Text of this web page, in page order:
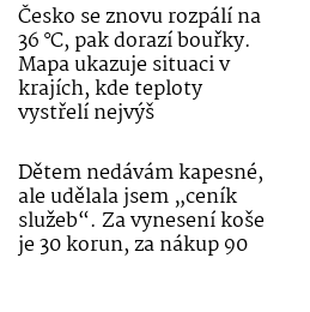
Česko se znovu rozpálí na
36 °C, pak dorazí bouřky.
Mapa ukazuje situaci v
krajích, kde teploty
vystřelí nejvýš
Dětem nedávám kapesné,
ale udělala jsem „ceník
služeb“. Za vynesení koše
je 30 korun, za nákup 90